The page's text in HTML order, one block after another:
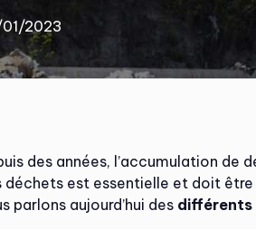
2023
des années, l’accumulation de
déchets est essentielle et doit être
parlons aujourd’hui des différents